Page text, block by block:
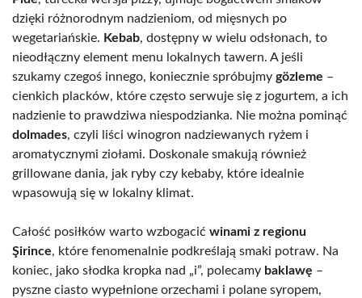
dzięki różnorodnym nadzieniom, od mięsnych po
wegetariańskie. Kebab, dostępny w wielu odsłonach, to
nieodłączny element menu lokalnych tawern. A jeśli
szukamy czegoś innego, koniecznie spróbujmy gözleme –
cienkich placków, które często serwuje się z jogurtem, a ich
nadzienie to prawdziwa niespodzianka. Nie można pominąć
dolmades, czyli liści winogron nadziewanych ryżem i
aromatycznymi ziołami. Doskonale smakują również
grillowane dania, jak ryby czy kebaby, które idealnie
wpasowują się w lokalny klimat.
Całość posiłków warto wzbogacić winami z regionu
Şirince, które fenomenalnie podkreślają smaki potraw. Na
koniec, jako słodka kropka nad „i”, polecamy baklawę –
pyszne ciasto wypełnione orzechami i polane syropem,